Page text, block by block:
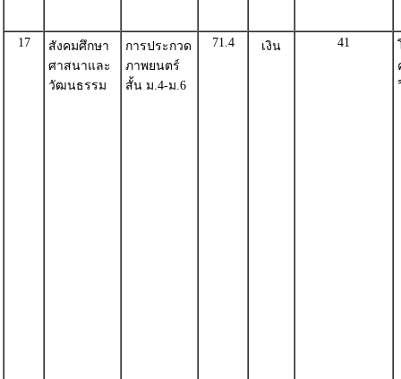
17
สังคมศึกษา
ศาสนาและ
วัฒนธรรม
การประกวด
ภาพยนตร์
สั้น ม.4-ม.6
71.4 เงิน 41